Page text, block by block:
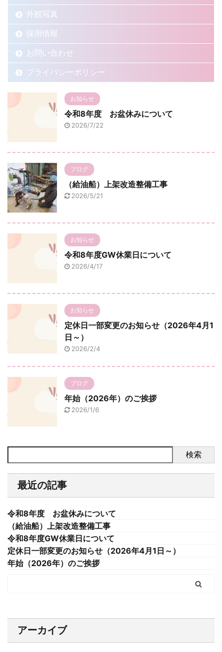
外観写真
採用情報
お問い合わせ
プライバシーポリシー
お知らせ
令和8年度 お盆休みについて
2026/7/22
ブログ
（給油船）上架改造整備工事
2026/5/21
お知らせ
令和8年度GW休業日について
2026/4/17
お知らせ
定休日一部変更のお知らせ（2026年4月1
日～）
2026/2/4
ブログ
年始（2026年）のご挨拶
2026/1/6
検索
最近の記事
令和8年度 お盆休みについて
（給油船）上架改造整備工事
令和8年度GW休業日について
定休日一部変更のお知らせ（2026年4月1日～）
年始（2026年）のご挨拶
アーカイブ